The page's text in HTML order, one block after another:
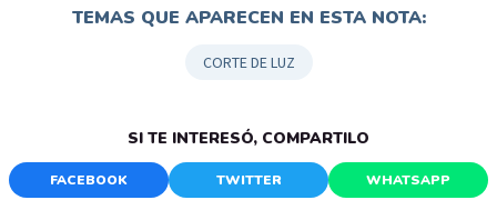
TEMAS QUE APARECEN EN ESTA NOTA:
CORTE DE LUZ
SI TE INTERESÓ, COMPARTILO
FACEBOOK TWITTER WHATSAPP